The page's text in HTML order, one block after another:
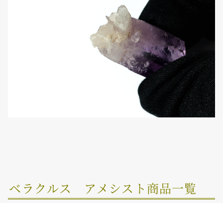
ベラクルス アメシスト商品一覧